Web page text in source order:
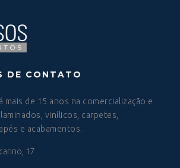
DE CONTATO
mais de 15 anos na comercialização e
vinílicos, carpetes,
e acabamentos.
17